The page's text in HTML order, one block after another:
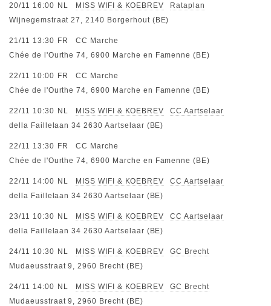
20/11 16:00 NL MISS WIFI & KOEBREV
Rataplan
Wijnegemstraat 27, 2140 Borgerhout (BE)
21/11 13:30 FR
CC Marche
Chée de l'Ourthe 74, 6900 Marche en Famenne (BE)
22/11 10:00 FR
CC Marche
Chée de l'Ourthe 74, 6900 Marche en Famenne (BE)
22/11 10:30 NL MISS WIFI & KOEBREV
CC Aartselaar
della Faillelaan 34 2630 Aartselaar (BE)
22/11 13:30 FR
CC Marche
Chée de l'Ourthe 74, 6900 Marche en Famenne (BE)
22/11 14:00 NL MISS WIFI & KOEBREV
CC Aartselaar
della Faillelaan 34 2630 Aartselaar (BE)
23/11 10:30 NL MISS WIFI & KOEBREV
CC Aartselaar
della Faillelaan 34 2630 Aartselaar (BE)
24/11 10:30 NL MISS WIFI & KOEBREV
GC Brecht
Mudaeusstraat 9, 2960 Brecht (BE)
24/11 14:00 NL MISS WIFI & KOEBREV
GC Brecht
Mudaeusstraat 9, 2960 Brecht (BE)